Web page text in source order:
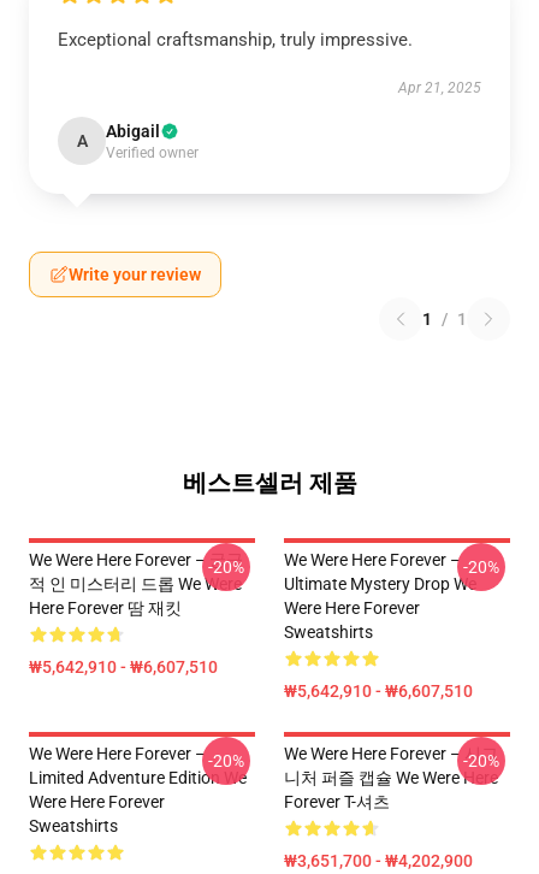
Exceptional craftsmanship, truly impressive.
Apr 21, 2025
A Abigail
Verified owner
Write your review
1 / 1
베스트셀러 제품
We Were Here Forever – 궁극
적 인 미스터리 드롭 We Were
Here Forever 땀 재킷
₩5,642,910 - ₩6,607,510
-20%
We Were Here Forever –
Ultimate Mystery Drop We
Were Here Forever
Sweatshirts
₩5,642,910 - ₩6,607,510
-20%
We Were Here Forever –
Limited Adventure Edition We
Were Here Forever
Sweatshirts
-20%
We Were Here Forever – 시그
니처 퍼즐 캡슐 We Were Here
Forever T-셔츠
₩3,651,700 - ₩4,202,900
-20%